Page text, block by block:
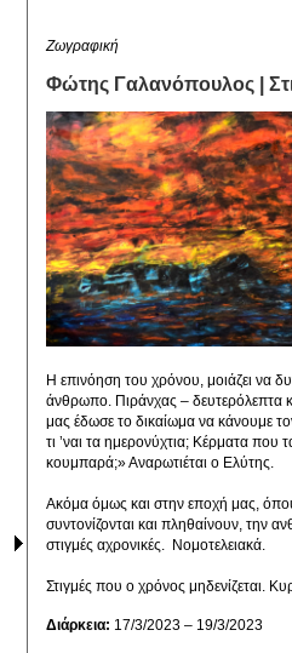
Ζωγραφική
Φώτης Γαλανόπουλος |
Η επινόηση του χρόνου, μοιάζει να
άνθρωπο. Πιράνχας – δευτερόλεπτα
μας έδωσε το δικαίωμα να κάνουμε
τι ’ναι τα ημερονύχτια; Κέρματα που
κουμπαρά;» Αναρωτιέται ο Ελύτης.
Ακόμα όμως και στην εποχή μας,
συντονίζονται και πληθαίνουν, την
στιγμές αχρονικές.  Νομοτελειακά.
Στιγμές που ο χρόνος μηδενίζεται.
Διάρκεια: 17/3/2023 – 19/3/2023